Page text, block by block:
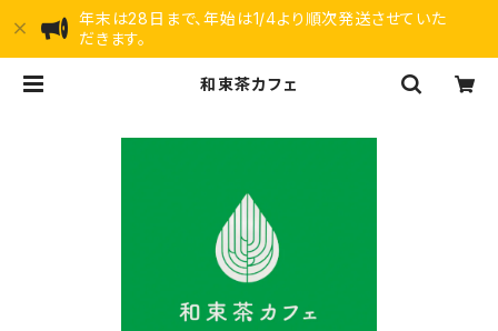
年末は28日まで、年始は1/4より順次発送させていた
だきます。
和束茶カフェ